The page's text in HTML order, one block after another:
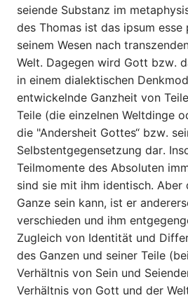
seiende Substanz im
des Thomas ist das ipsum esse
seinem Wesen nach
Welt. Dagegen wird Gott bzw.
in einem dialektischen
entwickelnde Ganzheit von
Teile (die einzel­nen Weltdinge
die "Andersheit Gottes“ bzw.
Selbstentgegensetzung dar.
Teilmomente des Absoluten
sind sie mit ihm identisch. Aber
Ganze sein kann, ist er
verschieden und ihm
Zugleich von Identität und
des Ganzen und seiner Teile
Verhältnis von Sein und
Verhältnis von Gott und der